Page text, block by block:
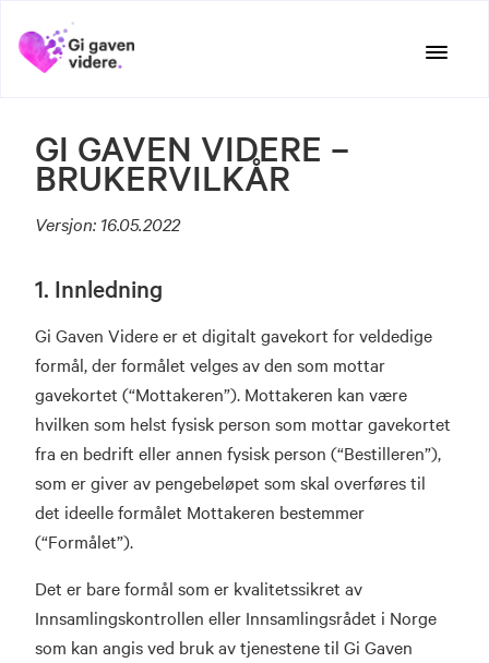
GI GAVEN VIDERE –
BRUKERVILKÅR
Versjon: 16.05.2022
1. Innledning
Gi Gaven Videre er et digitalt gavekort for veldedige
formål, der formålet velges av den som mottar
gavekortet (“Mottakeren”). Mottakeren kan være
hvilken som helst fysisk person som mottar gavekortet
fra en bedrift eller annen fysisk person (“Bestilleren”),
som er giver av pengebeløpet som skal overføres til
det ideelle formålet Mottakeren bestemmer
(“Formålet”).
Det er bare formål som er kvalitetssikret av
Innsamlingskontrollen eller Innsamlingsrådet i Norge
som kan angis ved bruk av tjenestene til Gi Gaven